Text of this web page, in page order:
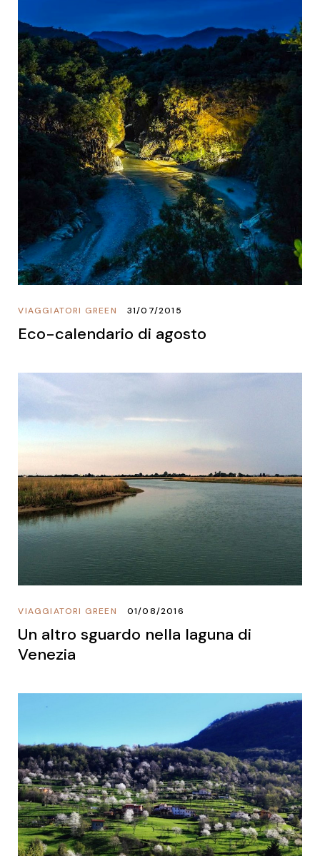
VIAGGIATORI GREEN 31/07/2015
Eco-calendario di agosto
VIAGGIATORI GREEN 01/08/2016
Un altro sguardo nella laguna di
Venezia